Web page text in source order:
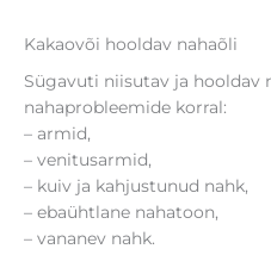
Kakaovõi hooldav nahaõli
Sügavuti niisutav ja hooldav
nahaprobleemide korral:
– armid,
– venitusarmid,
– kuiv ja kahjustunud nahk,
– ebaühtlane nahatoon,
– vananev nahk.